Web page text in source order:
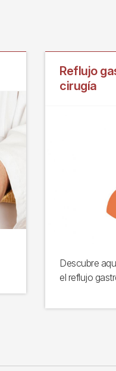
Reflujo
cirugía
Descubre
el reflujo